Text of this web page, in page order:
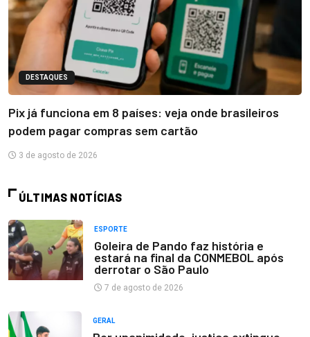
DESTAQUES
Pix já funciona em 8 países: veja onde brasileiros
podem pagar compras sem cartão
3 de agosto de 2026
ÚLTIMAS NOTÍCIAS
ESPORTE
Goleira de Pando faz história e
estará na final da CONMEBOL após
derrotar o São Paulo
7 de agosto de 2026
GERAL